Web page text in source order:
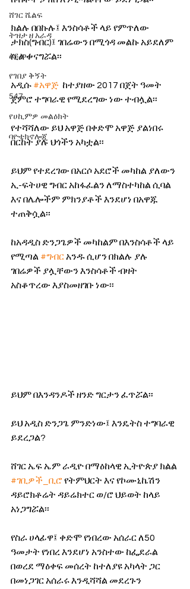
ሸገር ሼልፍ
ትዝታ ዘ አራዳ
ልዩ ወሬ
የገበያ ቅኝት
547
የሀኪምዎ መልዕክት
ባዮቴክኖሎጂ
ክልሉ በበኩሉ፤ እንስሳቶች ላይ የምጥለው
ታክስ(ግብር)፤ ገበሬውን በሚጎዳ መልኩ አይደለም
ሲል ተናግሯል፡፡
አዲሱ #አዋጅ
  ከተያዘው 2017 በጀት ዓመት
ጀምሮ ተግባራዊ የሚደረግው ነው ተብሏል፡፡
የተሻሻለው ይህ አዋጅ በቀድሞ አዋጅ ያልነበሩ
በርከት ያሉ ህጎችን አካቷል፡፡
ይህም የተደረገው በአርሶ አደሮች መካከል ያለውን
ኢ-ፍትሀዊ ግብር አከፋፈልን ለማስተካከል ሲባል
እና በሌሎችም ምክንያቶች እንደሆነ በአዋጁ
ተጠቅሷል፡፡
ከአዳዲስ ድንጋጌዎች መካከልም በእንስሳቶች ላይ
የሚጣል #ግብር አንዱ ሲሆን በክልሉ ያሉ
ገበሬዎች ያሏቸውን እንስሳቶች ብዛት
አስቆጥረው እያስመዘገቡ ነው፡፡
ይህም በእንዳንዶች ዘንድ ግርታን ፈጥሯል፡፡
ይህ አዲስ ድንጋጌ ምንድነው፤ እንዴትስ ተግባራዊ
ይደረጋል?
ሸገር ኤፍ ኤም ራዲዮ በማዕከላዊ ኢትዮጵያ ክልል
#ገቢዎች_ቢሮ የትምህርት እና የኮሙኒኬሽን
ዳይሮክቶሬት ዳይሬክተር ወ/ሮ ህይወት ከላይ
አነጋግሯል፡፡
የስራ ሀላፊዋ፤ ቀድሞ የነበረው አሰራር ለ50
ዓመታት የነበረ እንደሆነ አንስተው ከፌደራል
በወረደ ማዕቀፍ መሰረት ከተለያዩ አካላት ጋር
በመነጋገር አሰራሩ እንዲሻሻል መደረጉን